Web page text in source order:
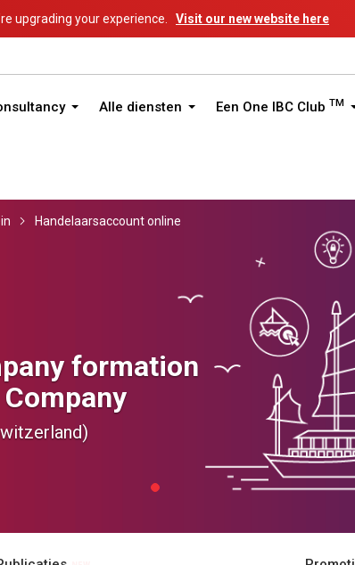
upgrading your experience. Visit our new website here
Alle diensten Een One IBC Club TM
Handelaarsaccount online
formation